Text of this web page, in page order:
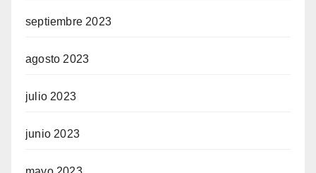
septiembre 2023
agosto 2023
julio 2023
junio 2023